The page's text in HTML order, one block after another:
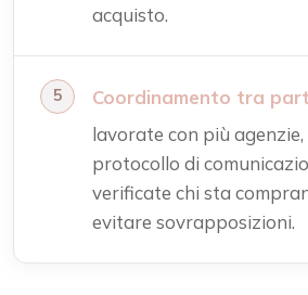
acquisto.
Coordinamento tra
lavorate con più
protocollo di
verificate chi sta
evitare sovrapposizioni.